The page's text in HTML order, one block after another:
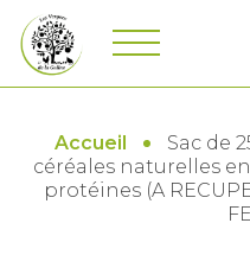
Accueil
Sac de
céréales naturelles
protéines (A